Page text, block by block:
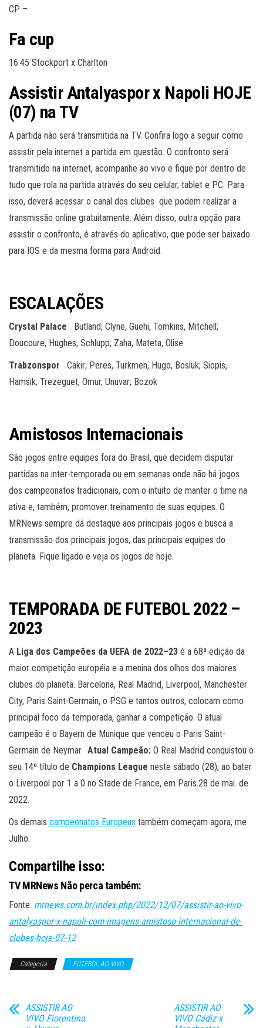
CP –
Fa cup
16:45 Stockport x Charlton
Assistir Antalyaspor x Napoli HOJE
(07) na TV
A partida não será transmitida na TV. Confira logo a seguir como
assistir pela internet a partida em questão. O confronto será
transmitido na internet, acompanhe ao vivo e fique por dentro de
tudo que rola na partida através do seu celular, tablet e PC. Para
isso, deverá acessar o canal dos clubes que podem realizar a
transmissão online gratuitamente. Além disso, outra opção para
assistir o confronto, é através do aplicativo, que pode ser baixado
para IOS e da mesma forma para Android.
ESCALAÇÕES
Crystal Palace
Butland; Clyne, Guehi, Tomkins, Mitchell;
Doucoure, Hughes, Schlupp; Zaha, Mateta, Olise
Trabzonspor
Cakir; Peres, Turkmen, Hugo, Bosluk; Siopis,
Hamsik; Trezeguet, Omur, Unuvar; Bozok
Amistosos Internacionais
São jogos entre equipes fora do Brasil, que decidem disputar
partidas na inter-temporada ou em semanas onde não há jogos
dos campeonatos tradicionais, com o intuito de manter o time na
ativa e, também, promover treinamento de suas equipes. O
MRNews sempre dá destaque aos principais jogos e busca a
transmissão dos principais jogos, das principais equipes do
planeta. Fique ligado e veja os jogos de hoje.
TEMPORADA DE FUTEBOL 2022 –
2023
A Liga dos Campeões da UEFA de 2022–23 é a 68ª edição da
maior competição européia e a menina dos olhos dos maiores
clubes do planeta. Barcelona, Real Madrid, Liverpool, Manchester
City, Paris Saint-Germain, o PSG e tantos outros, colocam como
principal foco da temporada, ganhar a competição. O atual
campeão é o Bayern de Munique que venceu o Paris Saint-
Germain de Neymar. Atual Campeão: O Real Madrid conquistou o
seu 14º título de Champions League neste sábado (28), ao bater
o Liverpool por 1 a 0 no Stade de France, em Paris.28 de mai. de
2022.
Os demais campeonatos Europeus também começam agora, me
Julho.
Compartilhe isso:
TV MRNews Não perca também:
Fonte: mrnews.com.br/index.php/2022/12/07/assistir-ao-vivo-
antalyaspor-x-napoli-com-imagens-amistoso-internacional-de-
clubes-hoje-07-12
Categoria FUTEBOL AO VIVO
ASSISTIR AO
VIVO Fiorentina
ASSISTIR AO
VIVO Cádiz x